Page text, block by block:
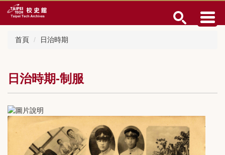
跳
到
首頁 日治時期
日治時期-制服